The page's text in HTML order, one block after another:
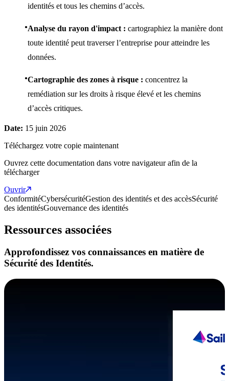
identités et tous les chemins d’accès.
Analyse du rayon d'impact : cartographiez la manière dont
toute identité peut traverser l’entreprise pour atteindre les
données.
Cartographie des zones à risque : concentrez la
remédiation sur les droits à risque élevé et les chemins
d’accès critiques.
Date: 15 juin 2026
Téléchargez votre copie maintenant
Ouvrez cette documentation dans votre navigateur afin de la
télécharger
Ouvrir
ConformitéCybersécuritéGestion des identités et des accèsSécurité
des identitésGouvernance des identités
Ressources associées
Approfondissez vos connaissances en matière de
Sécurité des Identités.